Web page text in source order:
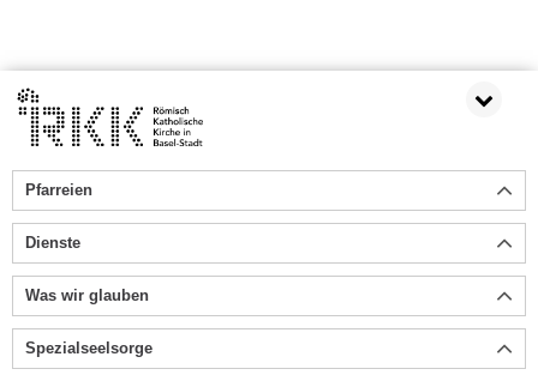
Pfarreien
Dienste
Was wir glauben
Spezialseelsorge